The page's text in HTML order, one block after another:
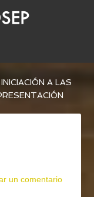
A LAS
un comentario